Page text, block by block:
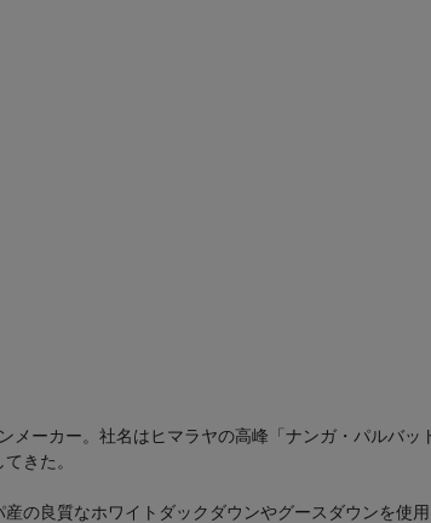
メーカー。社名はヒマラヤの高峰「ナンガ・パルバ
きた。
の良質なホワイトダックダウンやグースダウンを使